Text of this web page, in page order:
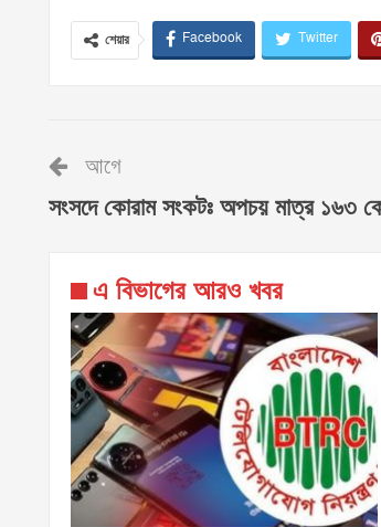
শেয়ার Facebook Twitter
আগে
সংসদে কোরাম সংকটঃ অপচয় মাত্র ১৬৩
এ বিভাগের আরও খবর